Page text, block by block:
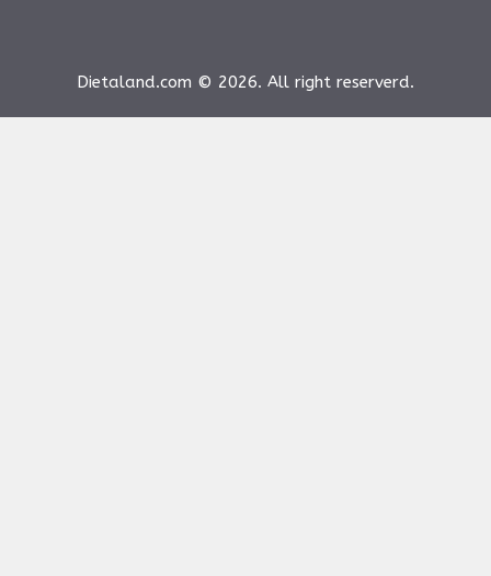
Dietaland.com © 2026. All right reserverd.